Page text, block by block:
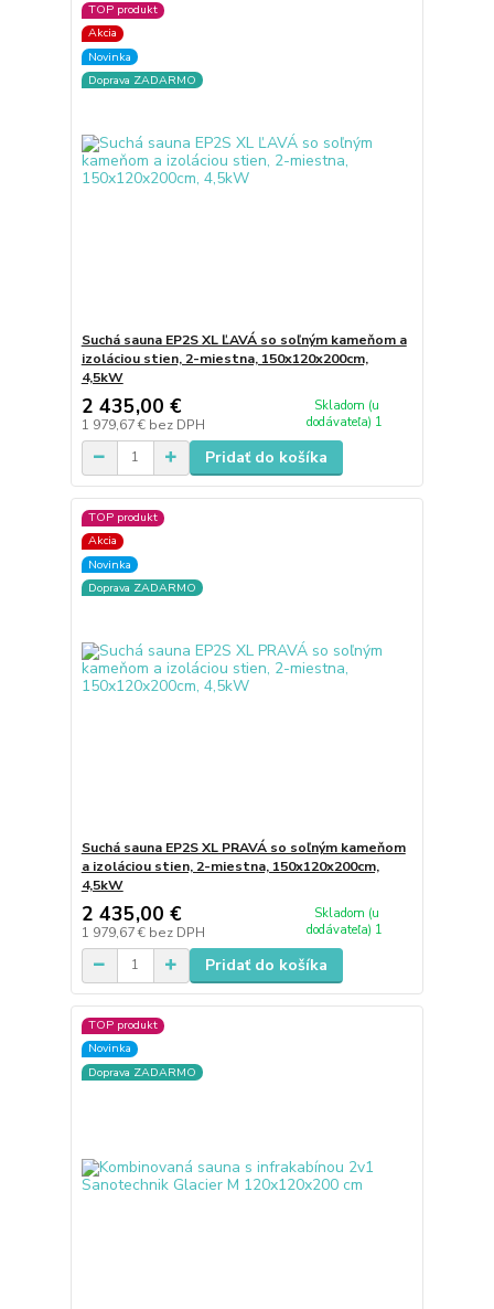
TOP produkt
Akcia
Novinka
Doprava ZADARMO
Suchá sauna EP2S XL ĽAVÁ so soľným kameňom a
izoláciou stien, 2-miestna, 150x120x200cm,
4,5kW
2 435,00 €
1 979,67 € bez DPH
Skladom (u
dodávateľa) 1
Pridať do košíka
TOP produkt
Akcia
Novinka
Doprava ZADARMO
Suchá sauna EP2S XL PRAVÁ so soľným kameňom
a izoláciou stien, 2-miestna, 150x120x200cm,
4,5kW
2 435,00 €
1 979,67 € bez DPH
Skladom (u
dodávateľa) 1
Pridať do košíka
TOP produkt
Novinka
Doprava ZADARMO